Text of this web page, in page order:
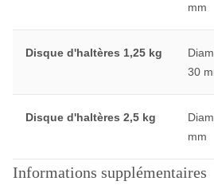
mm
Disque d'haltères 1,25 kg
30
Disque d'haltères 2,5 kg
mm
Informations supplémentaires